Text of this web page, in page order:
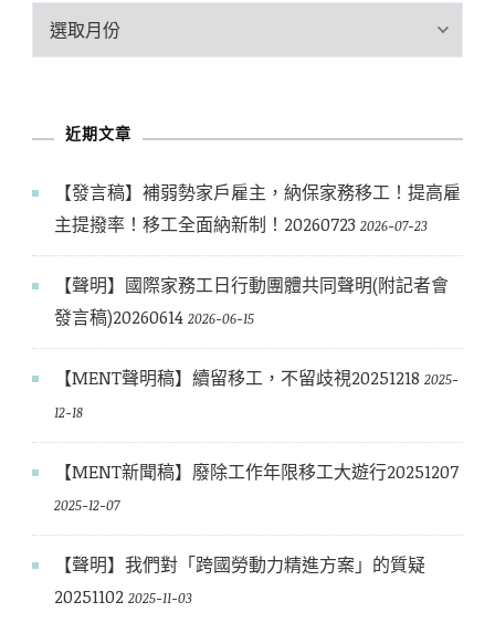
近期文章
【發言稿】補弱勢家戶雇主，納保家務移工！提高雇
主提撥率！移工全面納新制！20260723 2026-07-23
【聲明】國際家務工日行動團體共同聲明(附記者會
發言稿)20260614 2026-06-15
【MENT聲明稿】續留移工，不留歧視20251218 2025-
12-18
【MENT新聞稿】廢除工作年限移工大遊行20251207
2025-12-07
【聲明】我們對「跨國勞動力精進方案」的質疑
20251102 2025-11-03